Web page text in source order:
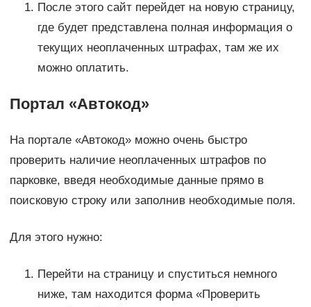
После этого сайт перейдет на новую страницу,
где будет представлена полная информация о
текущих неоплаченных штрафах, там же их
можно оплатить.
Портал «Автокод»
На портале «Автокод» можно очень быстро
проверить наличие неоплаченных штрафов по
парковке, введя необходимые данные прямо в
поисковую строку или заполнив необходимые поля.
Для этого нужно:
Перейти на страницу и спуститься немного
ниже, там находится форма «Проверить